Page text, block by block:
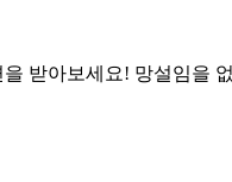
받아보세요! 망설임을